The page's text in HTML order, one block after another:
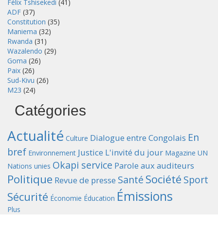
Félix Tshisekedi (41)
ADF (37)
Constitution (35)
Maniema (32)
Rwanda (31)
Wazalendo (29)
Goma (26)
Paix (26)
Sud-Kivu (26)
M23 (24)
Catégories
Actualité Culture Dialogue entre Congolais En
bref Environnement Justice L'invité du jour Magazine UN
Nations unies Okapi service Parole aux auditeurs
Politique Revue de presse Santé Société Sport
Sécurité Économie Éducation Émissions
Plus